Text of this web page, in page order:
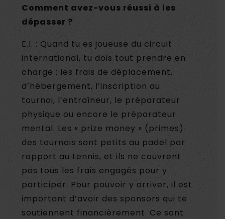
Comment avez-vous réussi à les
dépasser ?
E.I. : Quand tu es joueuse du circuit
international, tu dois tout prendre en
charge : les frais de déplacement,
d’hébergement, l’inscription au
tournoi, l’entraîneur, le préparateur
physique ou encore le préparateur
mental. Les « prize money » (primes)
des tournois sont petits au padel par
rapport au tennis, et ils ne couvrent
pas tous les frais engagés pour y
participer. Pour pouvoir y arriver, il est
important d’avoir des sponsors qui te
soutiennent financièrement. Ce sont